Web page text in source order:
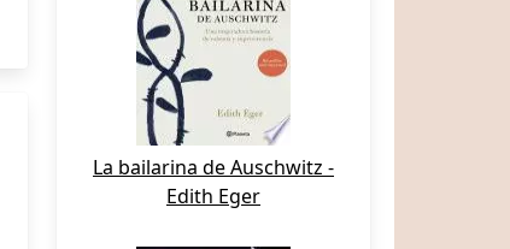
La bailarina de Auschwitz -
Edith Eger